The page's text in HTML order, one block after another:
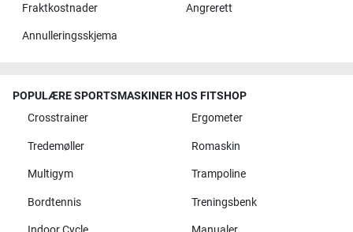
Fraktkostnader Angrerett
Annulleringsskjema
POPULÆRE SPORTSMASKINER HOS FITSHOP
Crosstrainer
Ergometer
Tredemøller Romaskin
Multigym Trampoline
Bordtennis Treningsbenk